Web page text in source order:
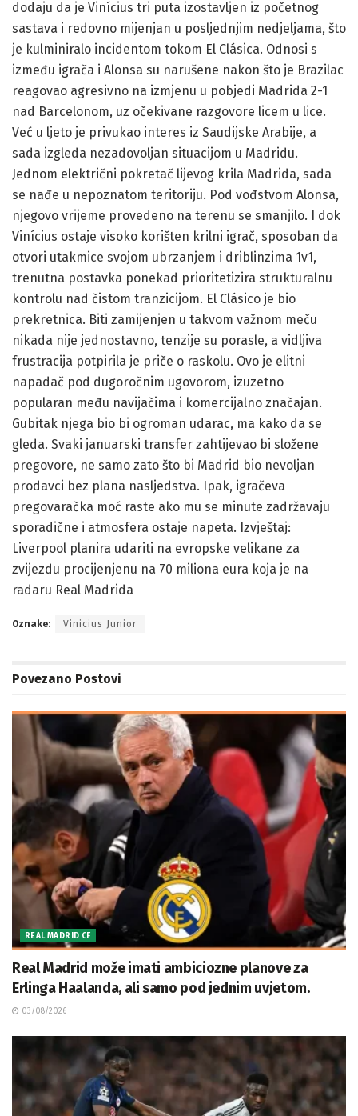
dodaju da je Vinícius tri puta izostavljen iz početnog
sastava i redovno mijenjan u posljednjim nedjeljama, što
je kulminiralo incidentom tokom El Clásica. Odno­s­i s
između igrača i Alonsa su narušene nakon što je Brazilac
reagovao agresivno na izmjenu u pobjedi Madrida 2-1
nad Barcelonom, uz očekivane razgovore licem u lice.
Već u ljeto je privukao interes iz Saudijske Arabije, a
sada izgleda nezadovoljan situacijom u Madridu.
Jednom električni pokretač lijevog krila Madrida, sada
se nađe u nepoznatom teritoriju. Pod vođstvom Alonsa,
njegovo vrijeme provedeno na terenu se smanjilo. I dok
Vinícius ostaje visoko korišten krilni igrač, sposoban da
otvori utakmice svojom ubrzanjem i driblinzima 1v1,
trenutna postavka ponekad prioritetizira strukturalnu
kontrolu nad čistom tranzicijom. El Clásico je bio
prekretnica. Biti zamijenjen u takvom važnom meču
nikada nije jednostavno, tenzije su porasle, a vidljiva
frustracija potpirila je priče o raskolu. Ovo je elitni
napadač pod dugoročnim ugovorom, izuzetno
popularan među navijačima i komercijalno značajan.
Gubitak njega bio bi ogroman udarac, ma kako da se
gleda. Svaki januarski transfer zahtijevao bi složene
pregovore, ne samo zato što bi Madrid bio nevoljan
prodavci bez plana nasljedstva. Ipak, igračeva
pregovaračka moć raste ako mu se minute zadržavaju
sporadične i atmosfera ostaje napeta. Izvještaj:
Liverpool planira udariti na evropske velikane za
zvijezdu procijenjenu na 70 miliona eura koja je na
radaru Real Madrida
Oznake: Vinicius Junior
Povezano Postovi
REAL MADRID CF
Real Madrid može imati ambiciozne planove za
Erlinga Haalanda, ali samo pod jednim uvjetom.
03/08/2026